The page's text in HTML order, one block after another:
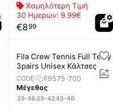
Χαμηλότερη Τιμή
30 Ημερών: 9.99€
€899
Fila Crew Tennis Full Terry
3pairs Unisex Κάλτσες
CODE:
F9575-700
Μέγεθος
35-38 39-4243-46